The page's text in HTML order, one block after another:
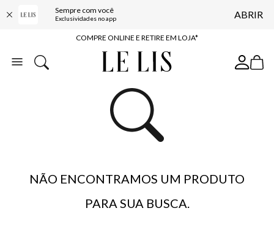
Sempre com você
Exclusividades no app ABRIR
10% OFF NA PRIMEIRA COMPRA*
COMPRE ONLINE E RETIRE EM LOJA*
ENTREGA EXPRESSA*
BAIXE O APP
10% OFF NA PRIMEIRA COMPRA*
NÃO ENCONTRAMOS UM PRODUTO
PARA SUA BUSCA.